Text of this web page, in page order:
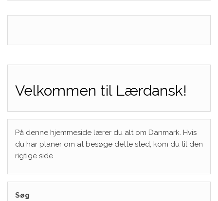
Velkommen til Lærdansk!
På denne hjemmeside lærer du alt om Danmark. Hvis
du har planer om at besøge dette sted, kom du til den
rigtige side.
Søg